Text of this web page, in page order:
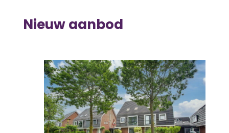
Nieuw aanbod